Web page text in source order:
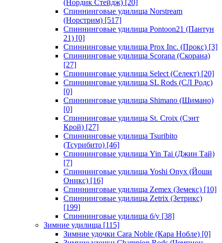
(Нордик Стейдж) [20]
Спиннинговые удилища Norstream
(Норстрим) [517]
Спиннинговые удилища Pontoon21 (Пантун
21) [0]
Спиннинговые удилища Prox Inc. (Прокс) [3]
Спиннинговые удилища Scorana (Скорана)
[27]
Спиннинговые удилища Select (Селект) [20]
Спиннинговые удилища SL Rods (СЛ Родс)
[0]
Спиннинговые удилища Shimano (Шимано)
[0]
Спиннинговые удилища St. Croix (Сэнт
Крой) [27]
Спиннинговые удилища Tsuribito
(Тсурибито) [46]
Спиннинговые удилища Yin Tai (Джин Тай)
[7]
Спиннинговые удилища Yoshi Onyx (Йоши
Оникс) [16]
Спиннинговые удилища Zemex (Земекс) [10]
Спиннинговые удилища Zetrix (Зетрикс)
[199]
Спиннинговые удилища б/у [38]
Зимние удилища [115]
Зимние удочки Cara Noble (Кара Нобле) [0]